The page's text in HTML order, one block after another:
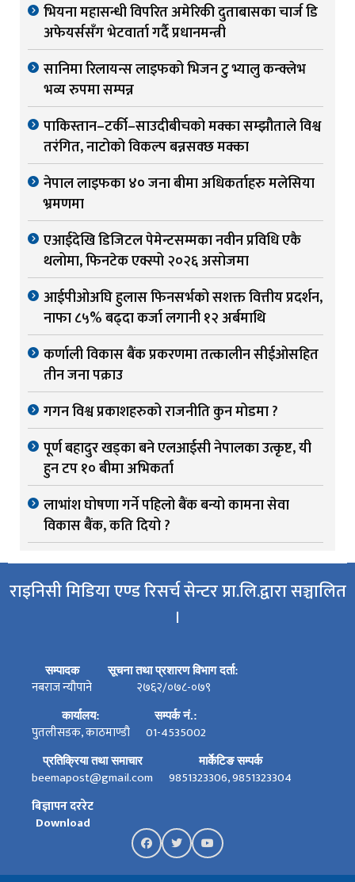
भियना महासन्धी विपरित अमेरिकी दुताबासका चार्ज डि
अफेयर्ससँग भेटवार्ता गर्दै प्रधानमन्त्री
सानिमा रिलायन्स लाइफको भिजन टु भ्यालु कन्क्लेभ
भव्य रुपमा सम्पन्न
पाकिस्तान–टर्की–साउदीबीचको मक्का सम्झौताले विश्व
तरंगित, नाटोको विकल्प बन्नसक्छ मक्का
नेपाल लाइफका ४० जना बीमा अधिकर्ताहरु मलेसिया
भ्रमणमा
एआईदेखि डिजिटल पेमेन्टसम्मका नवीन प्रविधि एकै
थलोमा, फिनटेक एक्स्पो २०२६ असोजमा
आईपीओअघि हुलास फिनसर्भको सशक्त वित्तीय प्रदर्शन,
नाफा ८५% बढ्दा कर्जा लगानी १२ अर्बमाथि
कर्णाली विकास बैंक प्रकरणमा तत्कालीन सीईओसहित
तीन जना पक्राउ
गगन विश्व प्रकाशहरुको राजनीति कुन मोडमा ?
पूर्ण बहादुर खड्का बने एलआईसी नेपालका उत्कृष्ट, यी
हुन टप १० बीमा अभिकर्ता
लाभांश घोषणा गर्ने पहिलो बैंक बन्यो कामना सेवा
विकास बैंक, कति दियो ?
राइनिसी मिडिया एण्ड रिसर्च सेन्टर प्रा.लि.द्वारा सञ्चालित
।
सम्पादक
नबराज न्यौपाने
सूचना तथा प्रशारण विभाग दर्ता:
२७६२/०७८-०७९
कार्यालय:
पुतलीसडक, काठमाण्डौ
सम्पर्क नं.:
01-4535002
प्रतिक्रिया तथा समाचार
beemapost@gmail.com
मार्केटिङ सम्पर्क
9851323306, 9851323304
बिज्ञापन दररेट
Download